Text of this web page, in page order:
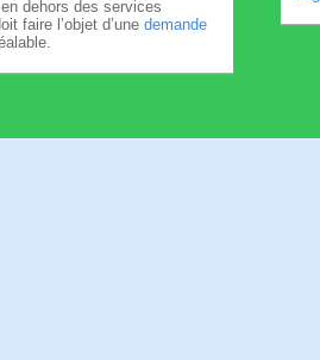
dehors des services
faire l’objet d’une demande